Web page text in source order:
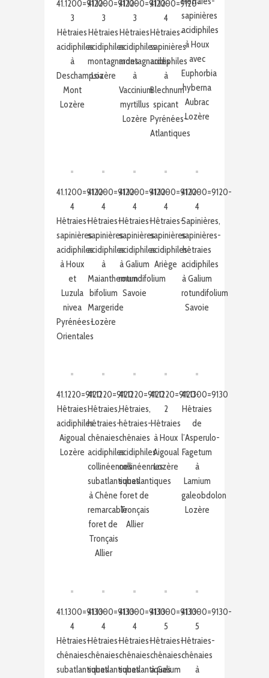
41.1200=9120-
3
Hêtraies
acidiphiles
à
Deschampsia
Mont
Lozère
41.1200=9120-
3
Hêtraies
acidiphiles
montagnardes
Lozère
41.1200=9120-
3
Hêtraies
acidiphiles
montagnardes
à
Vaccinium
myrtillus
Lozère
41.1200=9120-
4
Hêtraies-
sapinières
acidiphiles
à
Blechnum
spicant
Pyrénées-
Atlantiques
sapinières
acidiphiles
à Houx
avec
Euphorbia
hyberna
Aubrac
Lozère
41.1200=9120-
4
Hêtraies-
sapinières
acidiphiles
à Houx
et
Luzula
nivea
Pyrénées-
Orientales
41.1200=9120-
4
Hêtraies-
sapinières
acidiphiles
à
Maianthemum
bifolium
Margeride
Lozère
41.1200=9120-
4
Hêtraies-
sapinières
acidiphiles
à Galium
rotundifolium
Savoie
41.1200=9120-
4
Hêtraies-
sapinières
acidiphiles
Ariège
41.1200=9120-
4
Sapinières,
sapinières-
hêtraies
acidiphiles
à Galium
rotundifolium
Savoie
41.1220=9120
Hêtraies
acidiphiles
Aigoual
Lozère
41.1220=9120
Hêtraies,
hêtraies-
chênaies
acidiphiles
collinéennes
subatlantiques
à Chêne
remarcable
foret de
Tronçais
Allier
41.1220=9120
Hêtraies,
hêtraies-
chênaies
acidiphiles
collinéennes
subatlantiques
foret de
Tronçais
Allier
41.1220=9120-
2
Hêtraies
à Houx
Aigoual
Lozère
41.1300=9130
Hêtraies
de
l’Asperulo-
Fagetum
à
Lamium
galeobdolon
Lozère
41.1300=9130-
4
Hêtraies-
chênaies
subatlantiques
41.1300=9130-
4
Hêtraies-
chênaies
subatlantiques
41.1300=9130-
4
Hêtraies-
chênaies
subatlantiques
41.1300=9130-
5
Hêtraies-
chênaies
à Galium
41.1300=9130-
5
Hêtraies-
chênaies
à